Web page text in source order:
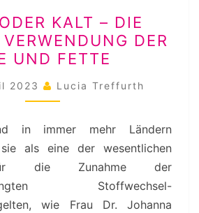
DER K
ALT –
D
IE R
ICHTIGE V
KALT – DIE R
DER Ö
FETTE
2023 Lucia Treffurth
in immer mehr Ländern
als eine der wesentlichen
die Zunahme der
Stoffwechsel-
wie Frau Dr. Johanna